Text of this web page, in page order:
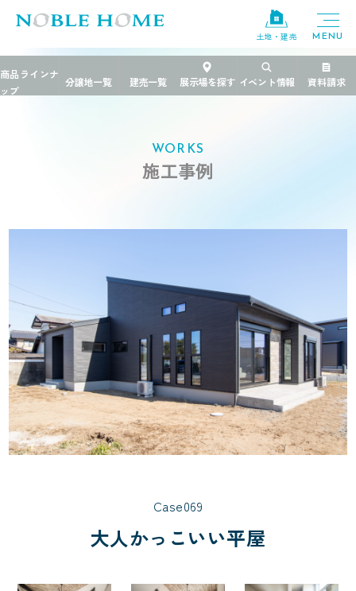
土地・建売
>茨城県 大人かっこいい平屋
WORKS
施工事例
Case069
大人かっこいい平屋